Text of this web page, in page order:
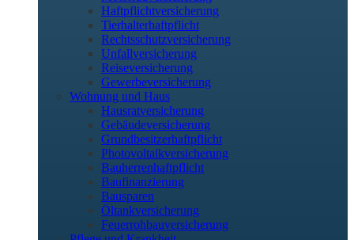
Haftpflichtversicherung
Tierhalterhaftpflicht
Rechtsschutzversicherung
Unfallversicherung
Reiseversicherung
Gewerbeversicherung
Wohnung und Haus
Hausratversicherung
Gebäudeversicherung
Grundbesitzerhaftpflicht
Photovoltaikversicherung
Bauherrenhaftpflicht
Baufinanzierung
Bausparen
Öltankversicherung
Feuerrohbauversicherung